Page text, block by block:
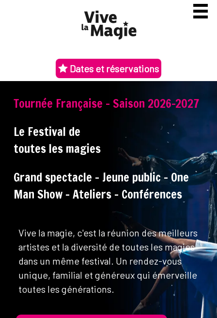
Dates et réservations
Tournée Française - Saison 2026-2027
Le Festival de
toutes les magies
Grand spectacle - Jeune public - One
Man Show - Ateliers - Conférences
Vive la magie, c'est la réunion des meilleurs
artistes et la diversité de toutes les magies
dans un même festival. Un rendez-vous
unique, familial et généreux qui émerveille
toutes les générations.